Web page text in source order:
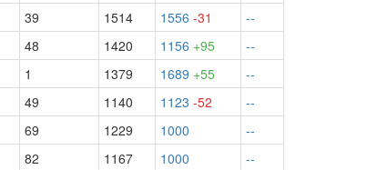
39 1514 1556 -31
--
48 1420 1156 +95
--
1 1379 1689 +55
--
49 1140 1123 -52
--
69 1229 1000
--
82 1167 1000
--